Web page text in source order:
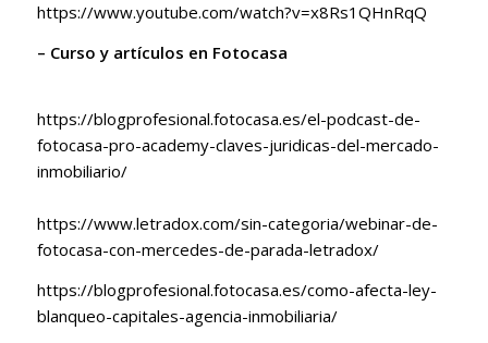
https://www.youtube.com/watch?v=x8Rs1QHnRqQ
– Curso y artículos en Fotocasa
https://blogprofesional.fotocasa.es/el-podcast-de-
fotocasa-pro-academy-claves-juridicas-del-mercado-
inmobiliario/
https://www.letradox.com/sin-categoria/webinar-de-
fotocasa-con-mercedes-de-parada-letradox/
https://blogprofesional.fotocasa.es/como-afecta-ley-
blanqueo-capitales-agencia-inmobiliaria/